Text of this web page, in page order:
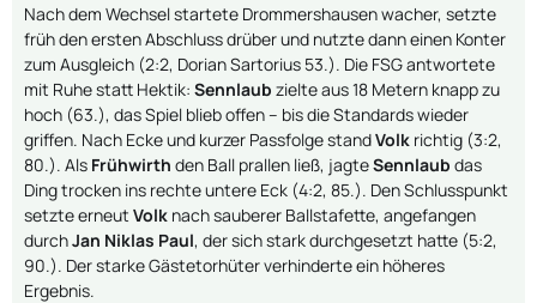
Nach dem Wechsel startete Drommershausen wacher, setzte
früh den ersten Abschluss drüber und nutzte dann einen Konter
zum Ausgleich (2:2, Dorian Sartorius 53.). Die FSG antwortete
mit Ruhe statt Hektik: Sennlaub zielte aus 18 Metern knapp zu
hoch (63.), das Spiel blieb offen – bis die Standards wieder
griffen. Nach Ecke und kurzer Passfolge standVolk richtig (3:2,
80.). Als Frühwirth den Ball prallen ließ, jagteSennlaub das
Ding trocken ins rechte untere Eck (4:2, 85.). Den Schlusspunkt
setzte erneut Volk nach sauberer Ballstafette, angefangen
durchJan Niklas Paul, der sich stark durchgesetzt hatte (5:2,
90.). Der starke Gästetorhüter verhinderte ein höheres
Ergebnis.